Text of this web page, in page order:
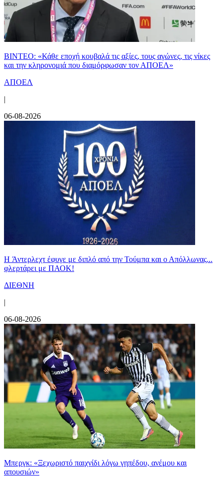
ΒΙΝΤΕΟ: «Κάθε εποχή κουβαλά τις αξίες, τους αγώνες, τις νίκες
και την κληρονομιά που διαμόρφωσαν τον ΑΠΟΕΛ»
ΑΠΟΕΛ
|
06-08-2026
H Άντερλεχτ έφυγε με διπλό από την Τούμπα και ο Απόλλωνας...
φλερτάρει με ΠΑΟΚ!
ΔΙΕΘΝΗ
|
06-08-2026
Μπεργκ: «Ξεχωριστό παιχνίδι λόγω γηπέδου, ανέμου και
απουσιών»